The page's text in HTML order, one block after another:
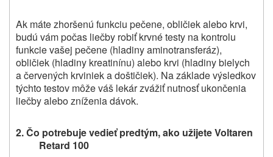
Ak máte zhoršenú funkciu pečene, obličiek alebo krvi,
budú vám počas liečby robiť krvné testy na kontrolu
funkcie vašej pečene (hladiny aminotransferáz),
obličiek (hladiny kreatinínu) alebo krvi (hladiny bielych
a červených krviniek a doštičiek). Na základe výsledkov
týchto testov môže váš lekár zvážiť nutnosť ukončenia
liečby alebo zníženia dávok.
2.Čo potrebuje vedieť predtým, ako užijete Voltaren
Retard 100